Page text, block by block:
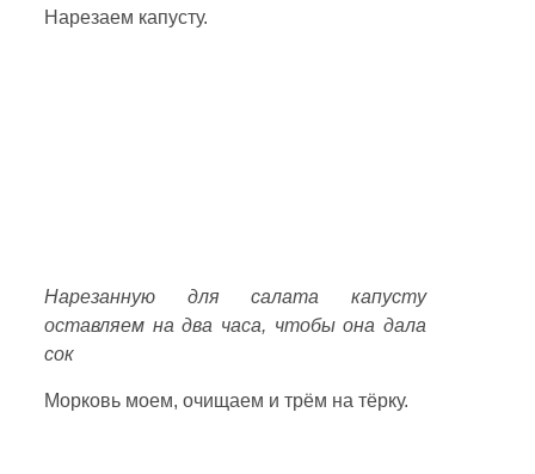
Нарезаем капусту.
Нарезанную для салата капусту
оставляем на два часа, чтобы она дала
сок
Морковь моем, очищаем и трём на тёрку.